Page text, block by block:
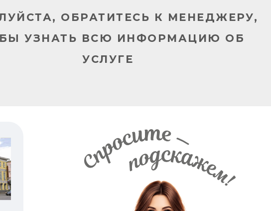
ОБРАТИТЕСЬ К МЕНЕДЖЕРУ,
УЗНАТЬ ВСЮ ИНФОРМАЦИЮ ОБ
УСЛУГЕ